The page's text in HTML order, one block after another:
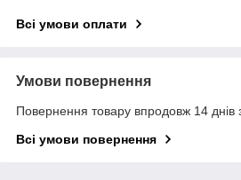
Всі умови оплати
Умови повернення
Повернення товару впродовж 14 днів
Всі умови повернення